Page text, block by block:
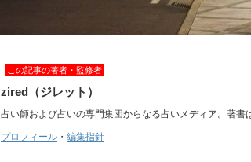
この記事の著者・監修者
zired（ジレット）
占い師および占いの専門集団からなる占いメディア。著書
プロフィール ・ 編集指針